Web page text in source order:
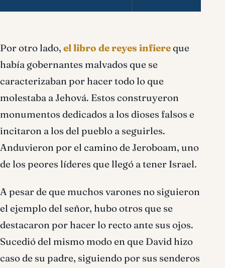
Por otro lado, el libro de reyes infiereque
había gobernantes malvados que se
caracterizaban por hacer todo lo que
molestaba a Jehová. Estos construyeron
monumentos dedicados a los dioses falsos e
incitaron a los del pueblo a seguirles.
Anduvieron por el camino de Jeroboam, uno
de los peores líderes que llegó a tener Israel.
A pesar de que muchos varones no siguieron
el ejemplo del señor, hubo otros que se
destacaron por hacer lo recto ante sus ojos.
Sucedió del mismo modo en que David hizo
caso de su padre, siguiendo por sus senderos